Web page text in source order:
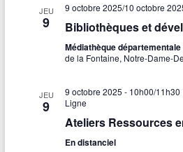
JEU
9
9 octobre 2025/10 octobre
Bibliothèques et
Médiathèque
de la Fontaine, Notre-Dame-
JEU
9
9 octobre 2025 - 10h00/11h30
Ligne
Ateliers Ressources
En distanciel